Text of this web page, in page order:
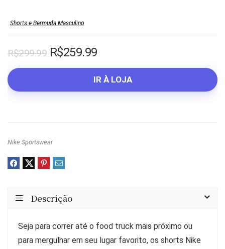
Shorts e Bermuda Masculino
R$299.99 O
preço
era:
R$259.99O
preço
atual
é:
IR À LOJA
Nike Sportswear
Descrição
Seja para correr até o food truck mais próximo ou
para mergulhar em seu lugar favorito, os shorts Nike